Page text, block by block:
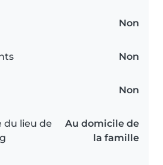
Non
Non
Non
du lieu de
Au domicile de
la famille